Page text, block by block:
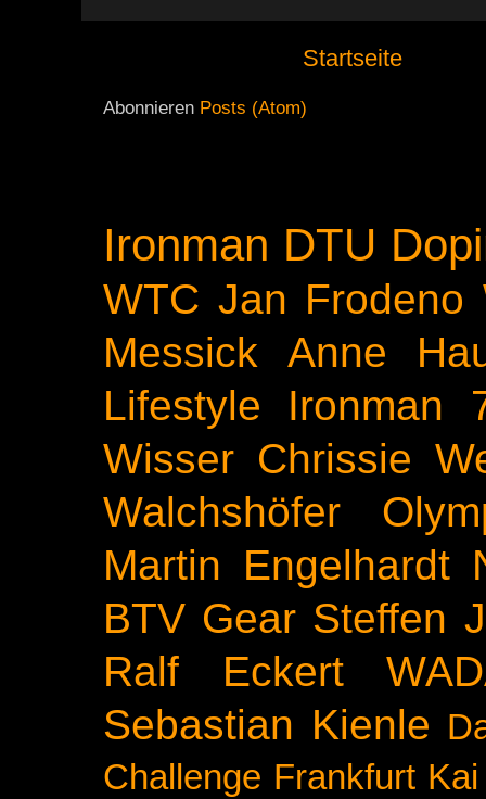
Startseite
Abonnieren Posts (Atom)
Ironman DTU
WTC Jan Frodeno
Messick
Anne
Lifestyle
Ironman
Wisser Chrissie
Walchshöfer
Martin Engelhardt
BTV Gear Steffen
Ralf Eckert
Sebastian Kienle
Challenge Frankfurt